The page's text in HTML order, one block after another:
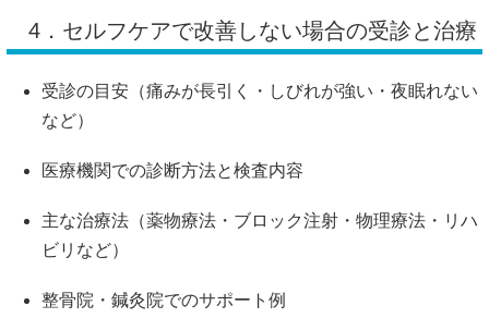
4．セルフケアで改善しない場合の受診と治療
受診の目安（痛みが長引く・しびれが強い・夜眠れない
など）
医療機関での診断方法と検査内容
主な治療法（薬物療法・ブロック注射・物理療法・リハ
ビリなど）
整骨院・鍼灸院でのサポート例